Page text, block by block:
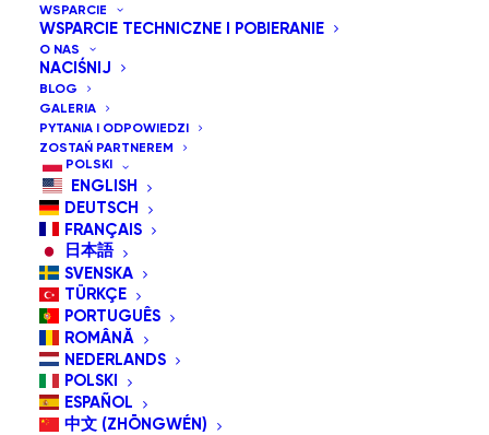
WSPARCIE
WSPARCIE TECHNICZNE I POBIERANIE
O NAS
NACIŚNIJ
BLOG
GALERIA
PYTANIA I ODPOWIEDZI
ZOSTAŃ PARTNEREM
POLSKI
ENGLISH
DEUTSCH
FRANÇAIS
日本語
SVENSKA
TÜRKÇE
PORTUGUÊS
ROMÂNĂ
NEDERLANDS
POLSKI
ESPAÑOL
中文 (ZHŌNGWÉN)
adaptacyjnego GlassOuse z serii G-Switch.
Pokaż wszystko
Sortuj po cenie od najwyższej
Sortuj po cenie od najniższej